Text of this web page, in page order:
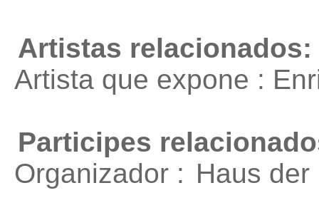
Artistas relacionados:
Artista que expone :
Participes
Organizador : Haus der